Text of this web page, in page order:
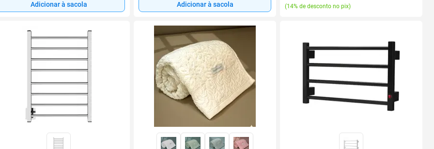
Adicionar à sacola Adicionar à sacola
(14% de desconto no pix)